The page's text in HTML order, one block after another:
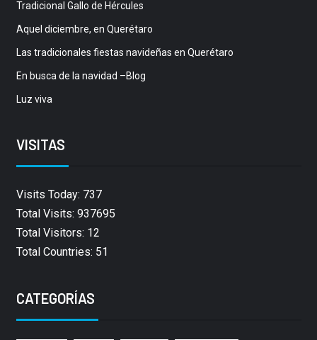
Tradicional Gallo de Hércules
Aquel diciembre, en Querétaro
Las tradicionales fiestas navideñas en Querétaro
En busca de la navidad –Blog
Luz viva
VISITAS
Visits Today: 737
Total Visits: 937695
Total Visitors: 12
Total Countries: 51
CATEGORÍAS